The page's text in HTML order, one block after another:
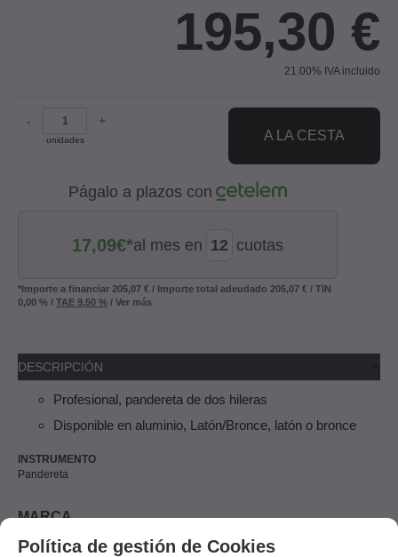
195,30 €
21.00% IVA incluido
-
unidades
+
A LA CESTA
Págalo a plazos con
17,09€*al mes en cuotas
*Importe a financiar 205,07 € / Importe total adeudado 205,07 € / TIN
0,00 % / TAE 9,50 % / Ver más
DESCRIPCIÓN
Profesional, pandereta de dos hileras
Disponible en aluminio, Latón/Bronce, latón o bronce
INSTRUMENTO
Pandereta
MARCA
LATIN PERCUSSION
Política de gestión de Cookies